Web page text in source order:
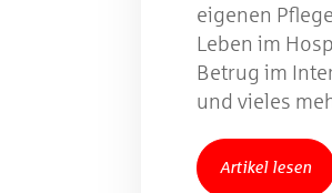
eigenen
Leben im
Betrug im
und vieles
Artikel lesen